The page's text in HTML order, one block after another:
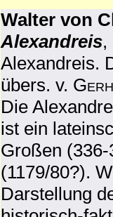
Walter von
Alexandreis,
Alexandreis.
übers. v.
Die
ist ein
Großen
(1179/80?).
Darstellung